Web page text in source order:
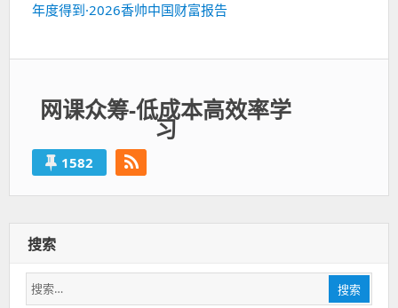
下
年度得到·2026香帅中国财富报告
网课众筹-低成本高效率学
习
1582
搜索
搜
索：
搜索